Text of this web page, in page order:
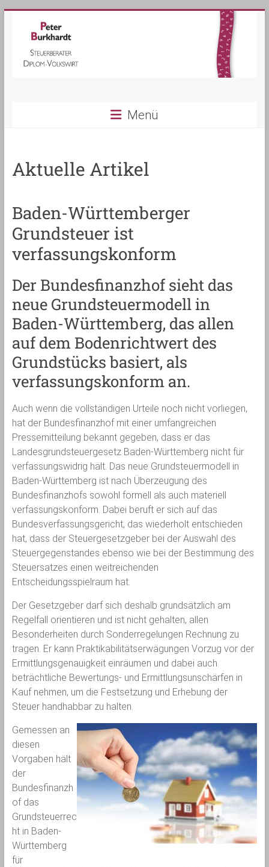
Steuerberater
in
Menü
Aktuelle Artikel
Baden-Württemberger
Grundsteuer ist
verfassungskonform
Der Bundesfinanzhof sieht das
neue Grundsteuermodell in
Baden-Württemberg, das allen
auf dem Bodenrichtwert des
Grundstücks basiert, als
verfassungskonform an.
Auch wenn die vollständigen Urteile noch nicht vorliegen,
hat der Bundesfinanzhof mit einer umfangreichen
Pressemitteilung bekannt gegeben, dass er das
Landesgrundsteuergesetz Baden-Württemberg nicht für
verfassungswidrig hält. Das neue Grundsteuermodell in
Baden-Württemberg ist nach Überzeugung des
Bundesfinanzhofs sowohl formell als auch materiell
verfassungskonform. Dabei beruft er sich auf das
Bundesverfassungsgericht, das wiederholt entschieden
hat, dass der Steuergesetzgeber bei der Auswahl des
Steuergegenstandes ebenso wie bei der Bestimmung des
Steuersatzes einen weitreichenden
Entscheidungsspielraum hat.
Der Gesetzgeber darf sich deshalb grundsätzlich am
Regelfall orientieren und ist nicht gehalten, allen
Besonderheiten durch Sonderregelungen Rechnung zu
tragen. Er kann Praktikabilitätserwägungen Vorzug vor der
Ermittlungsgenauigkeit einräumen und dabei auch
beträchtliche Bewertungs- und Ermittlungsunschärfen in
Kauf nehmen, um die Festsetzung und Erhebung der
Steuer handhabbar zu halten.
Gemessen an
diesen
Vorgaben hält
der
Bundesfinanzh
of das
Grundsteuerrec
ht in Baden-
Württemberg
für